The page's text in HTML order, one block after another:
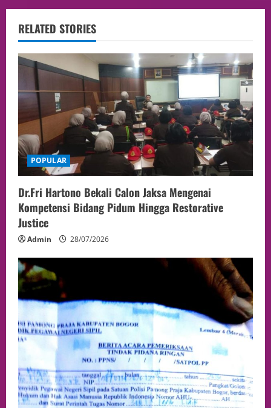
RELATED STORIES
POPULAR
Dr.Fri Hartono Bekali Calon Jaksa Mengenai
Kompetensi Bidang Pidum Hingga Restorative
Justice
Admin 28/07/2026